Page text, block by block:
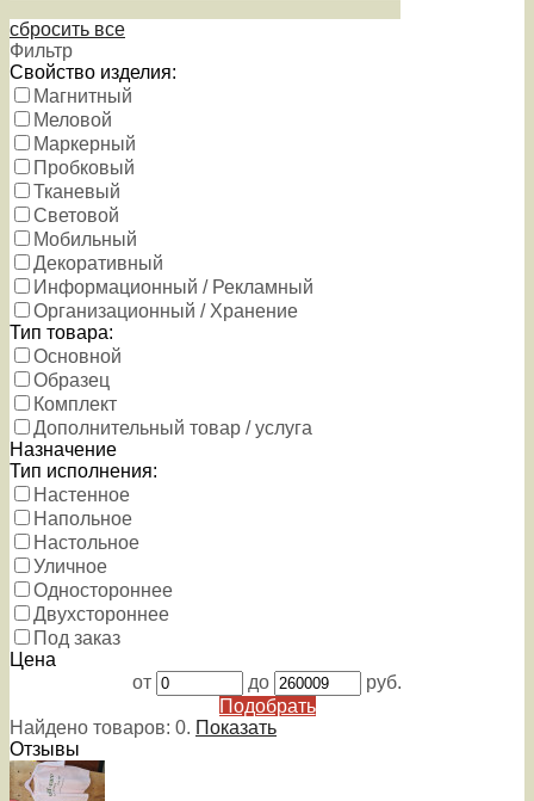
сбросить все
Фильтр
Свойство изделия:
Магнитный
Меловой
Маркерный
Пробковый
Тканевый
Световой
Мобильный
Декоративный
Информационный / Рекламный
Организационный / Хранение
Тип товара:
Основной
Образец
Комплект
Дополнительный товар / услуга
Назначение
Тип исполнения:
Настенное
Напольное
Настольное
Уличное
Одностороннее
Двухстороннее
Под заказ
Цена
от
до
руб.
Подобрать
Найдено товаров: 0. Показать
Отзывы